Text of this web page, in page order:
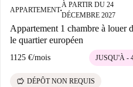
APPARTEMENT■
À PARTIR DU 24
DÉCEMBRE 2027
Appartement 1 chambre à louer
le quartier européen
1125 €/mois JUSQU'À -
savings DÉPÔT NON REQUIS